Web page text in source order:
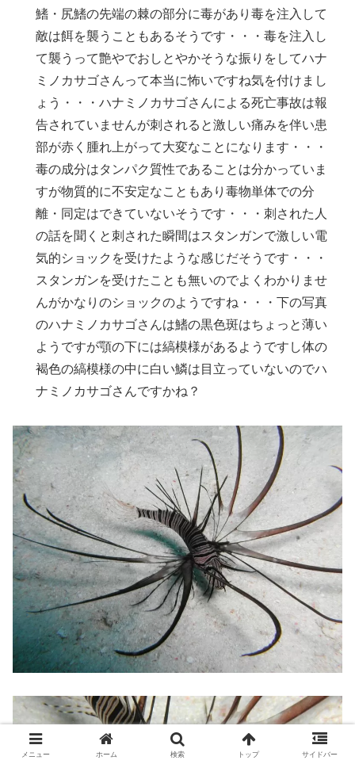
鰭・尻鰭の先端の棘の部分に毒があり毒を注入して
敵は餌を襲うこともあるそうです・・・毒を注入し
て襲うって艶やでおしとやかそうな振りをしてハナ
ミノカサゴさんって本当に怖いですね気を付けまし
ょう・・・ハナミノカサゴさんによる死亡事故は報
告されていませんが刺されると激しい痛みを伴い患
部が赤く腫れ上がって大変なことになります・・・
毒の成分はタンパク質性であることは分かっていま
すが物質的に不安定なこともあり毒物単体での分
離・同定はできていないそうです・・・刺された人
の話を聞くと刺された瞬間はスタンガンで激しい電
気的ショックを受けたような感じだそうです・・・
スタンガンを受けたことも無いのでよくわかりませ
んがかなりのショックのようですね・・・下の写真
のハナミノカサゴさんは鰭の黒色斑はちょっと薄い
ようですが顎の下には縞模様があるようですし体の
褐色の縞模様の中に白い鱗は目立っていないのでハ
ナミノカサゴさんですかね？
メニュー ホーム 検索 トップ サイドバー